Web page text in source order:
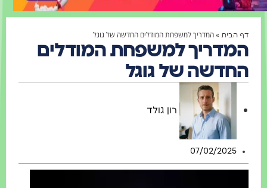
דף הבית »המדריך למשפחת המודלים החדשה של גוגל
המדריך למשפחת המודלים
החדשה של גוגל
רון גולד
07/02/2025